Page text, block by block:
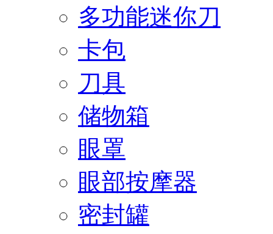
多功能迷你刀
卡包
刀具
储物箱
眼罩
眼部按摩器
密封罐